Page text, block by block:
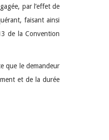
par l’effet de
faisant ainsi
de la Convention
que le demandeur
et de la durée